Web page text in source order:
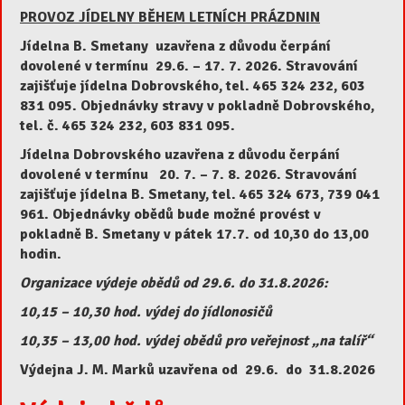
PROVOZ JÍDELNY BĚHEM LETNÍCH PRÁZDNIN
Jídelna B. Smetany uzavřena z důvodu čerpání
dovolené v termínu 29.6. – 17. 7. 2026. Stravování
zajišťuje jídelna Dobrovského, tel. 465 324 232, 603
831 095. Objednávky stravy v pokladně Dobrovského,
tel. č. 465 324 232, 603 831 095.
Jídelna Dobrovského uzavřena z důvodu čerpání
dovolené v termínu 20. 7. – 7. 8. 2026. Stravování
zajišťuje jídelna B. Smetany, tel. 465 324 673, 739 041
961. Objednávky obědů bude možné provést v
pokladně B. Smetany v pátek 17.7. od 10,30 do 13,00
hodin.
Organizace výdeje obědů od 29.6. do 31.8.2026:
10,15 – 10,30 hod. výdej do jídlonosičů
10,35 – 13,00 hod. výdej obědů pro veřejnost „na talíř“
Výdejna J. M. Marků uzavřena od 29.6. do 31.8.2026
Aktuální volné pracovní pozice
Chtěli byste u nás pracovat jako kuchař/kuchařka?
Mrkněte na popis pozice […]
Zobrazit více